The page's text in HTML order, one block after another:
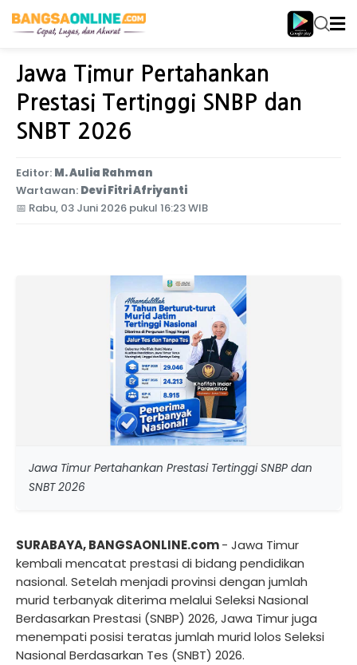
Home Jawa Timur
Jawa Timur Pertahankan
Prestasi Tertinggi SNBP dan
SNBT 2026
Editor: M. Aulia Rahman
Wartawan: Devi Fitri Afriyanti
📅 Rabu, 03 Juni 2026 pukul 16:23 WIB
Jawa Timur Pertahankan Prestasi Tertinggi SNBP dan
SNBT 2026
SURABAYA, BANGSAONLINE.com- Jawa Timur
kembali mencatat prestasi di bidang pendidikan
nasional. Setelah menjadi provinsi dengan jumlah
murid terbanyak diterima melalui Seleksi Nasional
Berdasarkan Prestasi (SNBP) 2026, Jawa Timur juga
menempati posisi teratas jumlah murid lolos Seleksi
Nasional Berdasarkan Tes (SNBT) 2026.